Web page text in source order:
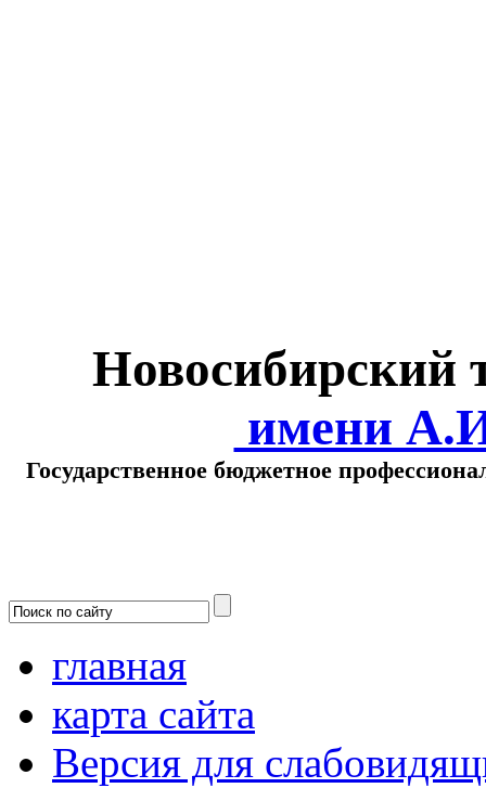
Новосибирский
имени
Государственное бюджетное
главная
карта сайта
Версия для